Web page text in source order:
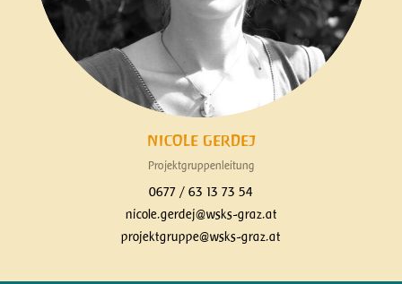
NICOLE GERDEJ
Projektgruppenleitung
0677 / 63 13 73 54
nicole.gerdej@wsks-graz.at
projektgruppe@wsks-graz.at